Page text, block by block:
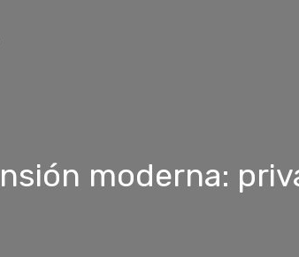
moderna: